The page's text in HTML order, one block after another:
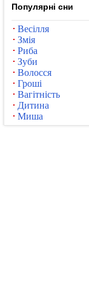
Популярні сни
Весілля
Змія
Риба
Зуби
Волосся
Гроші
Вагітність
Дитина
Миша